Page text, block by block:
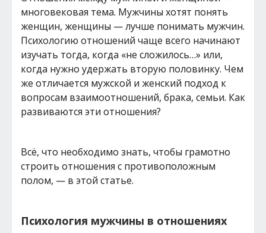
многовековая тема. Мужчины хотят понять
женщин, женщины — лучше понимать мужчин.
Психологию отношений чаще всего начинают
изучать тогда, когда «не сложилось…» или,
когда нужно удержать вторую половинку. Чем
же отличается мужской и женский подход к
вопросам взаимоотношений, брака, семьи. Как
развиваются эти отношения?
Всё, что необходимо знать, чтобы грамотно
строить отношения с противоположным
полом, — в этой статье.
Психология мужчины в отношениях